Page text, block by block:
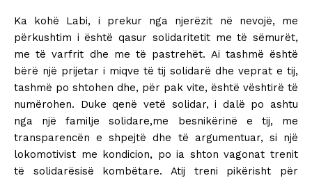
Ka kohë Labi, i prekur nga njerëzit në nevojë, me
përkushtim i është qasur solidaritetit me të sëmurët,
me të varfrit dhe me të pastrehët. Ai tashmë është
bërë një prijetar i miqve të tij solidarë dhe veprat e tij,
tashmë po shtohen dhe, për pak vite, është vështirë të
numërohen. Duke qenë vetë solidar, i dalë po ashtu
nga një familje solidare,me besnikërinë e tij, me
transparencën e shpejtë dhe të argumentuar, si një
lokomotivist me kondicion, po ia shton vagonat trenit
të solidarësisë kombëtare. Atij treni pikërisht për